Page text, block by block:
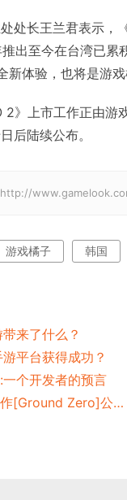
处长王兰君表示，
出至今在台湾已
新体验，也将是游
2》上市工作正由游
后陆续公布。
http://
游戏橘子 韩国
来了什么？
平台获得成功？
个开发者的预言
CJ E&M科幻FPS新作[Ground Zero]公布